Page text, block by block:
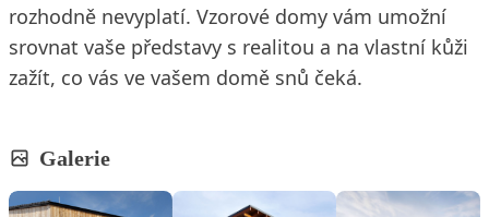
rozhodně nevyplatí. Vzorové domy vám umožní
srovnat vaše představy s realitou a na vlastní kůži
zažít, co vás ve vašem domě snů čeká.
Galerie